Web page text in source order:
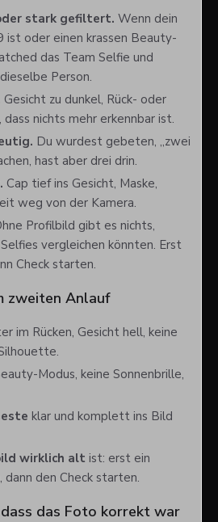
stark gefiltert. Wenn dein
ist oder einen krassen Beauty-
das Team Selfie und
Person.
Gesicht zu dunkel, Rück- oder
nichts mehr erkennbar ist.
Du wurdest gebeten, „zwei
hast aber drei drin.
Cap tief ins Gesicht, Maske,
weg von der Kamera.
Profilbild gibt es nichts,
vergleichen könnten. Erst
Check starten.
zweiten Anlauf
im Rücken, Gesicht hell, keine
Modus, keine Sonnenbrille,
klar und komplett ins Bild
wirklich alt ist: erst ein
dann den Check starten.
dass das Foto korrekt war